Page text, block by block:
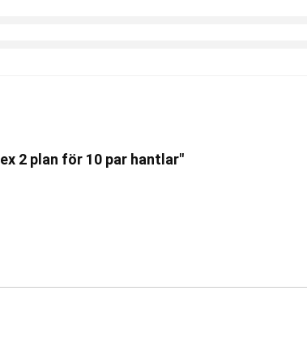
2 plan för 10 par hantlar"